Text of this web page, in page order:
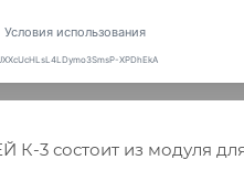
3 состоит из модуля